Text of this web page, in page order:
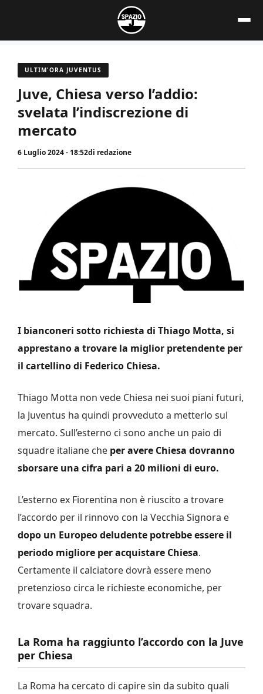
contenuto
ULTIM'ORA JUVENTUS
Juve, Chiesa verso l’addio:
svelata l’indiscrezione di
mercato
6 Luglio 2024 - 18:52di redazione
I bianconeri sotto richiesta di Thiago Motta, si
apprestano a trovare la miglior pretendente per
il cartellino di Federico Chiesa.
Thiago Motta non vede Chiesa nei suoi piani futuri,
la Juventus ha quindi provveduto a metterlo sul
mercato. Sull’esterno ci sono anche un paio di
squadre italiane che per avere Chiesa dovranno
sborsare una cifra pari a 20 milioni di euro.
L’esterno ex Fiorentina non è riuscito a trovare
l’accordo per il rinnovo con la Vecchia Signora e
dopo un Europeo deludente potrebbe essere il
periodo migliore per acquistare Chiesa.
Certamente il calciatore dovrà essere meno
pretenzioso circa le richieste economiche, per
trovare squadra.
La Roma ha raggiunto l’accordo con la Juve
per Chiesa
La Roma ha cercato di capire sin da subito quali